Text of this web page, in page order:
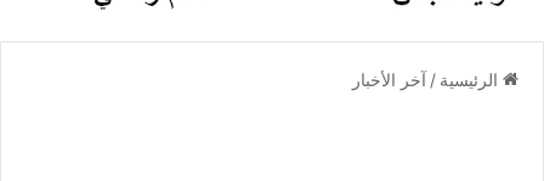
الرئيسية / آخر الأخبار